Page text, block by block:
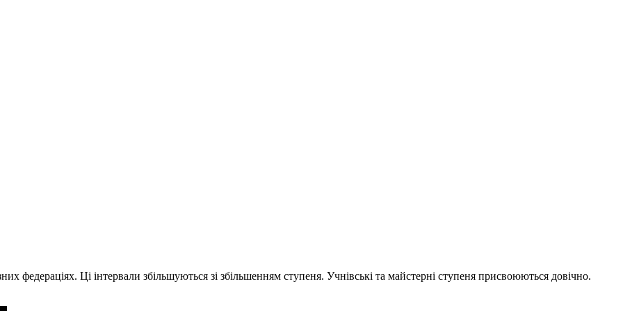
федераціях. Ці інтервали збільшуються зі збільшенням ступеня. Учнівські та майстерні ступеня присвоюються довічно.